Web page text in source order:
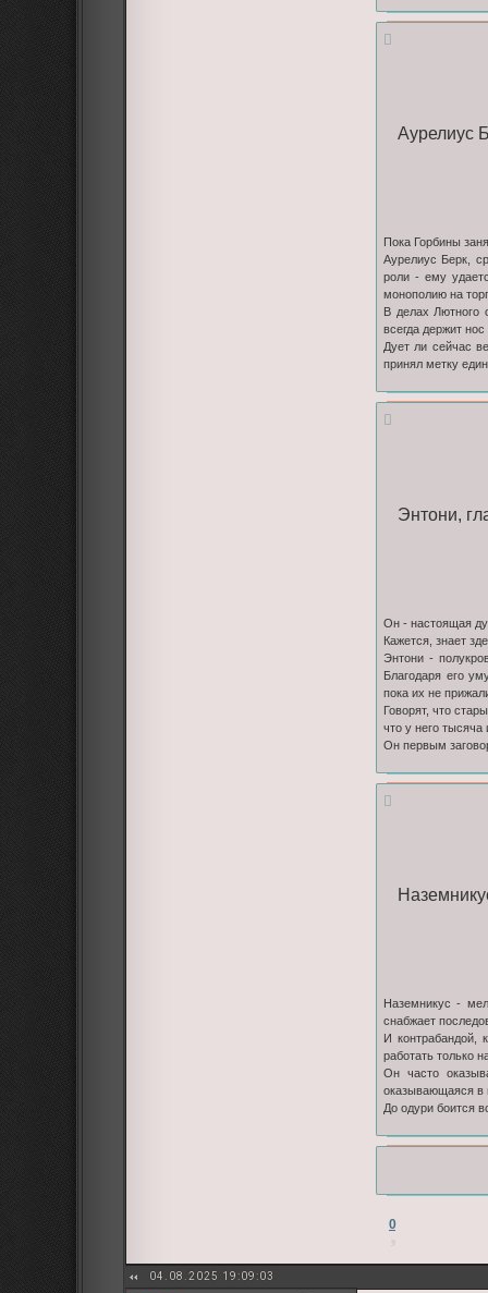
Аурелиус
Пока Горбины
Аурелиус Берк,
роли - ему
монополию на
В делах Лютного
всегда держит нос
Дует ли сейчас
принял метку
Энтони,
Он - настоящая
Кажется, знает
Энтони -
Благодаря его
пока их не
Говорят, что
что у него
Он первым
Наземникус -
снабжает
И контрабандой,
работать только
Он часто
оказывающаяся в
До одури боится
0
04.08.2025 19:09:03